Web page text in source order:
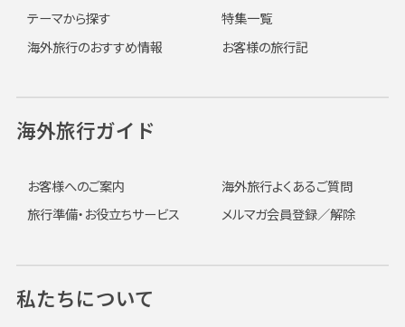
テーマから探す
特集一覧
海外旅行のおすすめ情報
お客様の旅行記
海外旅行ガイド
お客様へのご案内
海外旅行よくあるご質問
旅行準備・お役立ちサービス
メルマガ会員登録／解除
私たちについて